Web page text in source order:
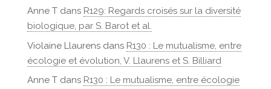
Anne Tdans R129: Regards croisés sur la diversité
biologique, par S. Barot et al.
Violaine Llaurensdans R130 : Le mutualisme, entre
écologie et évolution, V. Llaurens et S. Billiard
Anne Tdans R130 : Le mutualisme, entre écologie